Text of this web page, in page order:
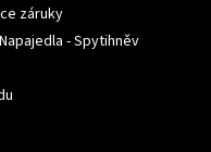
záruky
- Spytihněv